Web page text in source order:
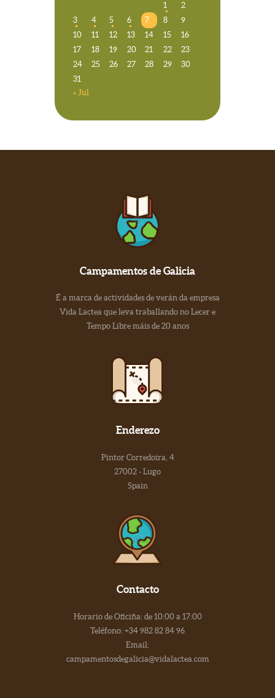
1
2
3
4 5 6 7 8
9
10
11 12 13 14 15
16
17
18 19 20 21 22
23
24
25 26 27 28 29
30
31
« Jul
Campamentos de Galicia
É a marca de actividades de verán da empresa
Vida Lactea que leva traballando no Lecer e
Tempo Libre máis de 20 anos
Enderezo
Pintor Corredoira, 4
27002 - Lugo
Spain
Contacto
Horario de Oficiña: de 10:00 a 17:00
Teléfono: +34 982 82 84 96
Email:
campamentosdegalicia@vidalactea.com